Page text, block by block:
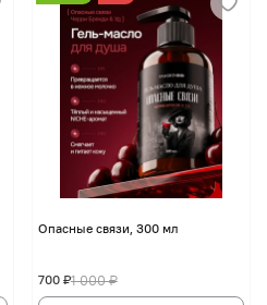
Опасные связи, 300 мл
1 000 ₽
700 ₽